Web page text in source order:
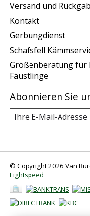
Versand und
Kontakt
Gerbungdienst
Schafsfell
Größenberatung für
Fäustlinge
Abonnieren Sie
© Copyright 2026 Van
Lightspeed